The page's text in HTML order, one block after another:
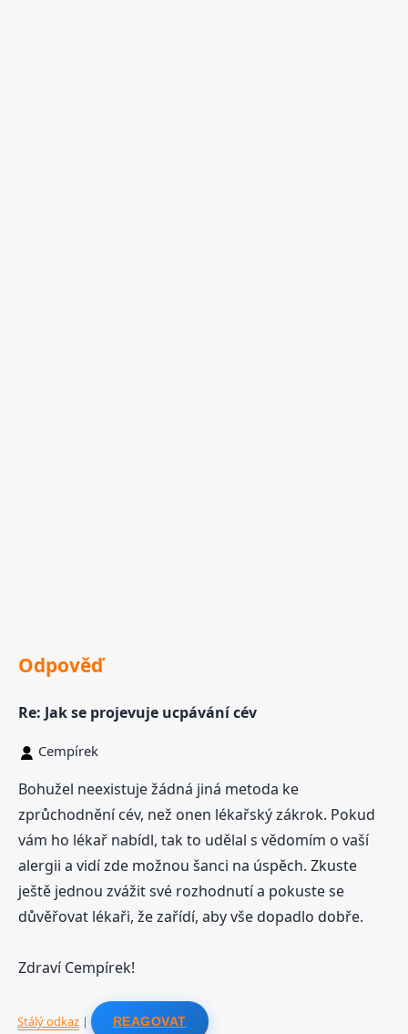
Odpověď
Re: Jak se projevuje ucpávání cév
Cempírek
Bohužel neexistuje žádná jiná metoda ke
zprůchodnění cév, než onen lékařský zákrok. Pokud
vám ho lékař nabídl, tak to udělal s vědomím o vaší
alergii a vidí zde možnou šanci na úspěch. Zkuste
ještě jednou zvážit své rozhodnutí a pokuste se
důvěřovat lékaři, že zařídí, aby vše dopadlo dobře.
Zdraví Cempírek!
Stálý odkaz| REAGOVAT